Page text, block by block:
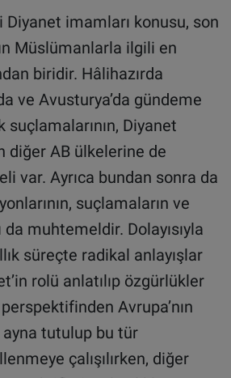
Diyanet imamları konusu, son
Müslümanlarla ilgili en
biridir. Hâlihazırda
ve Avusturya’da gündeme
Diyanet
diğer AB ülkelerine de
var. Ayrıca bundan sonra da
suçlamaların ve
da muhtemeldir. Dolayısıyla
süreçte radikal anlayışlar
rolü anlatılıp özgürlükler
Avrupa’nın
tutulup bu tür
çalışılırken, diğer